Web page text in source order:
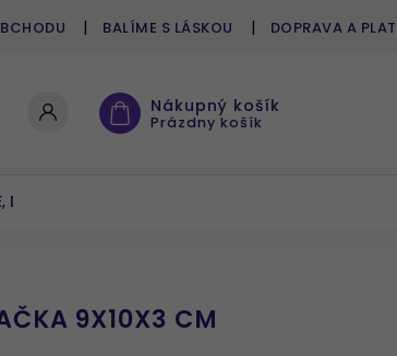
BALÍME S LÁSKOU DOPRAVA A
Nákupný košík
Prázdny košík
9X10X3 CM